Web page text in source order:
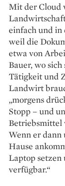
Mit der Cloud
einfach und in
weil die
etwa von
Bauer, wo
Tätigkeit und
Landwirt
„morgens
Stopp – und
Betriebsmittel
Wenn er dann
Hause
Laptop setzen
verfügbar.“